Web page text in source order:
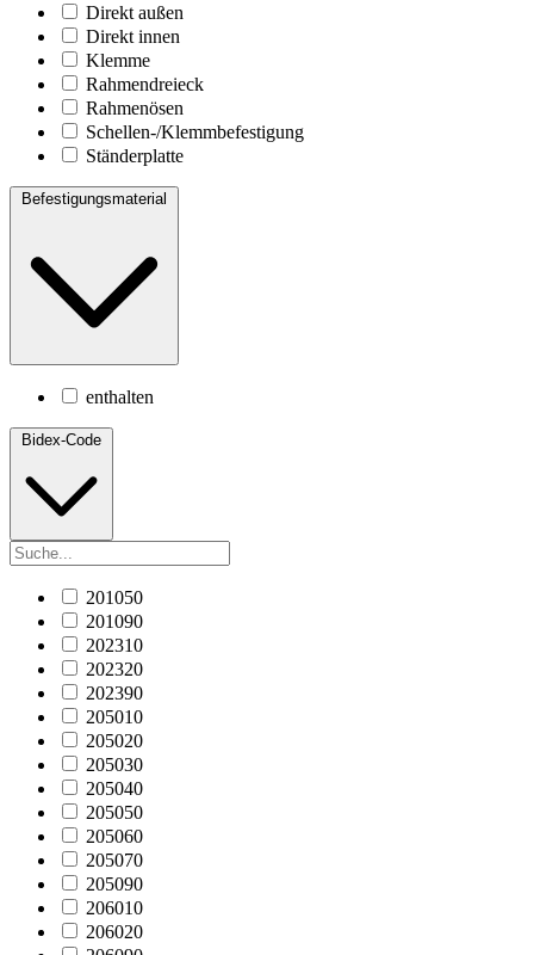
Direkt außen
Direkt innen
Klemme
Rahmendreieck
Rahmenösen
Schellen-/Klemmbefestigung
Ständerplatte
Befestigungsmaterial
enthalten
Bidex-Code
201050
201090
202310
202320
202390
205010
205020
205030
205040
205050
205060
205070
205090
206010
206020